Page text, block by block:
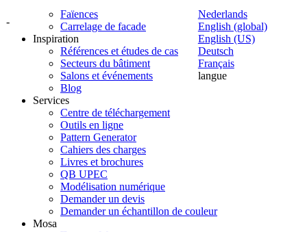
-
Nederlands
English (global)
English (US)
Deutsch
Français
langue
Faïences
Carrelage de facade
Inspiration
Références et études de cas
Secteurs du bâtiment
Salons et événements
Blog
Services
Centre de téléchargement
Outils en ligne
Pattern Generator
Cahiers des charges
Livres et brochures
QB UPEC
Modélisation numérique
Demander un devis
Demander un échantillon de couleur
Mosa